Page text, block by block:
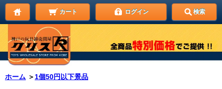
カート ログイン 検索
ホーム ＞ 1個50円以下景品